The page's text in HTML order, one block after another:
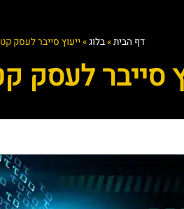
דף הבית»בלוג» ייעוץ סייבר לעסק
סייבר לעסק